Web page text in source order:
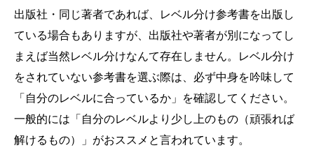
出版社・同じ著者であれば、レベル分け参考書を出版し
ている場合もありますが、出版社や著者が別になってし
まえば当然レベル分けなんて存在しません。レベル分け
をされていない参考書を選ぶ際は、必ず中身を吟味して
「自分のレベルに合っているか」を確認してください。
一般的には「自分のレベルより少し上のもの（頑張れば
解けるもの）」がおススメと言われています。